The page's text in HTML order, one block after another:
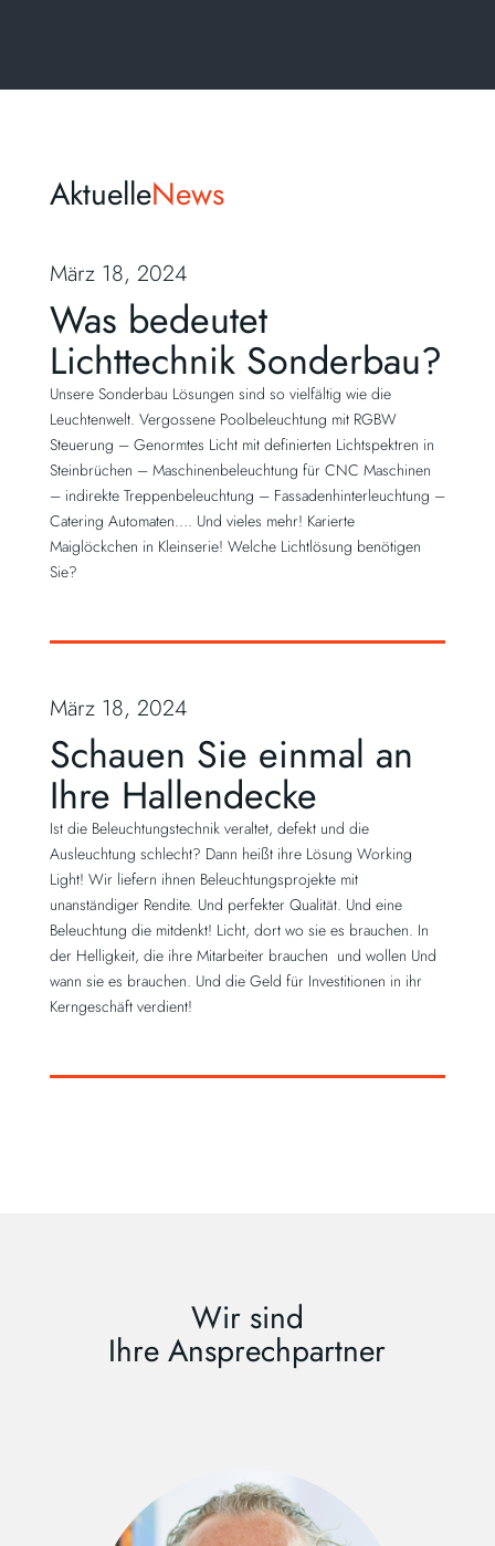
AktuelleNews
Was bedeutet
Lichttechnik Sonderbau?
März 18, 2024
Unsere Sonderbau Lösungen sind so vielfältig wie die
Leuchtenwelt. Vergossene Poolbeleuchtung mit RGBW
Steuerung – Genormtes Licht mit definierten Lichtspektren in
Steinbrüchen – Maschinenbeleuchtung für CNC Maschinen
– indirekte Treppenbeleuchtung – Fassadenhinterleuchtung –
Catering Automaten…. Und vieles mehr! Karierte
Maiglöckchen in Kleinserie! Welche Lichtlösung benötigen
Sie?
Schauen Sie einmal an
Ihre Hallendecke
März 18, 2024
Ist die Beleuchtungstechnik veraltet, defekt und die
Ausleuchtung schlecht? Dann heißt ihre Lösung Working
Light! Wir liefern ihnen Beleuchtungsprojekte mit
unanständiger Rendite. Und perfekter Qualität. Und eine
Beleuchtung die mitdenkt! Licht, dort wo sie es brauchen. In
der Helligkeit, die ihre Mitarbeiter brauchen und wollen Und
wann sie es brauchen. Und die Geld für Investitionen in ihr
Kerngeschäft verdient!
Wir sind
Ihre Ansprechpartner